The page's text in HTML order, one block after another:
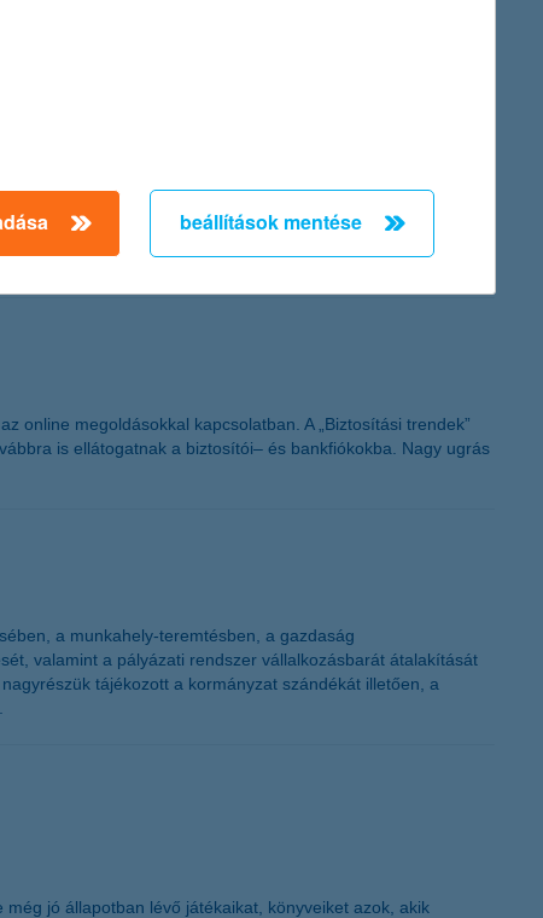
így benyújthatóak a támogatási kérelmek. Egyúttal a
is 2011. december 30. a végső benyújtási határidő” –
online megoldásokkal kapcsolatban. A „Biztosítási trendek”
is ellátogatnak a biztosítói– és bankfiókokba. Nagy ugrás
a munkahely-teremtésben, a gazdaság
valamint a pályázati rendszer vállalkozásbarát átalakítását
tájékozott a kormányzat szándékát illetően, a
jó állapotban lévő játékaikat, könyveiket azok, akik
beállítások mentése